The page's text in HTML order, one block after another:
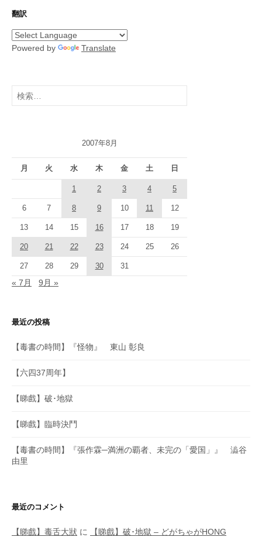
翻訳
Powered by Translate
検
索:
2007年8月
月 火 水 木 金 土 日
1 2 3 4 5
6 7 8 9 10 11 12
13 14 15 16 17 18 19
20 21 22 23 24 25 26
27 28 29 30 31
« 7月 9月 »
最近の投稿
【毒書の時間】『怪物』 東山 彰良
【六四37周年】
【睇戲】破･地獄
【睇戲】臨時決鬥
【毒書の時間】『張作霖─満洲の覇者、未完の「愛国」』 澁谷
由里
最近のコメント
【睇戲】毒舌大狀 に
【睇戲】破･地獄 – どがちゃがHONG